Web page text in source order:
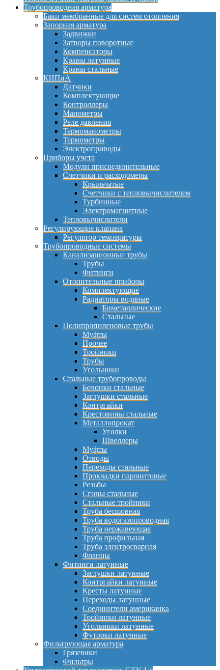
Трубопроводная арматура
Баки мембранные для систем отопления
Запорная арматура
Задвижки
Затворы поворотные
Компенсаторы
Краны латунные
Краны стальные
КИПиА
Датчики
Комплектующие
Контроллеры
Манометры
Реле давления
Термоманометры
Термометры
Электроприводы
Приборы учета
Модули присоединительные
Счетчики и расходомеры
Крыльчатые
Счетчики с тепловычислителем
Турбинные
Электромагнитные
Тепловычислители
Регулирующие клапана
Регулятор температуры
Трубопроводные системы
Канализационные трубы
Трубы
Фитинги
Отопительные приборы
Комплектующие
Радиаторы водяные
Биметаллические
Стальные
Полипропиленовые трубы
Муфты
Прочее
Тройники
Трубы
Угольники
Стальные трубопроводы
Бочонки стальные
Заглушки стальные
Контргайки
Крестовины стальные
Металлопрокат
Уголки
Швеллеры
Муфты
Отводы
Переходы стальные
Прокладки паронитовые
Резьбы
Сгоны стальные
Стальные тройники
Труба бесшовная
Труба водогазопроводная
Труба нержавеющая
Труба профильная
Труба электросварная
Фланцы
Фитинги латунные
Заглушки латунные
Контргайки латунные
Кресты латунные
Переходы латунные
Соединители американка
Тройники латунные
Угольники латунные
Футорки латунные
Фильтрующая арматура
Грязевики
Фильтры